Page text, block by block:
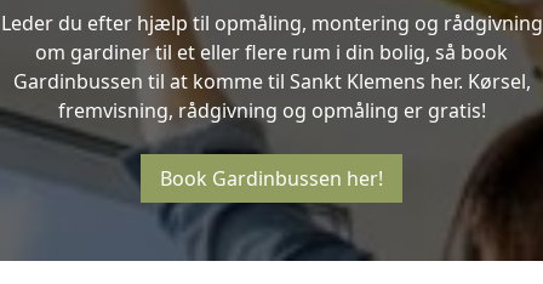
Leder du efter hjælp til opmåling, montering og rådgivning
om gardiner til et eller flere rum i din bolig, så book
Gardinbussen til at komme til Sankt Klemens her. Kørsel,
fremvisning, rådgivning og opmåling er gratis!
Book Gardinbussen her!